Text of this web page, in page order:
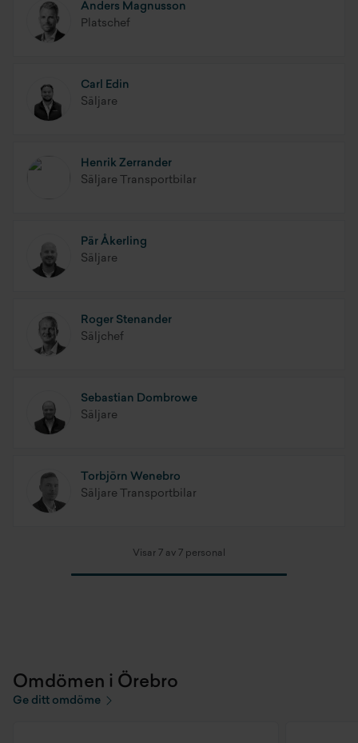
Anders Magnusson
Platschef
Carl Edin
Säljare
Henrik Zerrander
Säljare Transportbilar
Pär Åkerling
Säljare
Roger Stenander
Säljchef
Sebastian Dombrowe
Säljare
Torbjörn Wenebro
Säljare Transportbilar
Visar 7 av 7 personal
Omdömen i Örebro
Ge ditt omdöme